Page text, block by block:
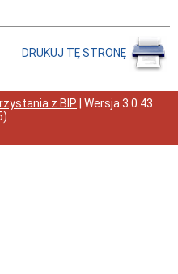
DRUKUJ TĘ STRONĘ
z BIP | Wersja 3.0.43
)